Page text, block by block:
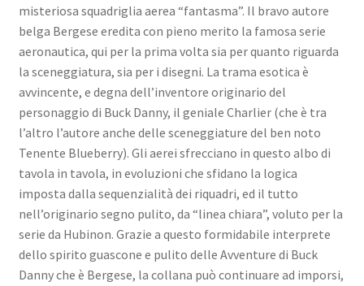
misteriosa squadriglia aerea “fantasma”. Il bravo autore
belga Bergese eredita con pieno merito la famosa serie
aeronautica, qui per la prima volta sia per quanto riguarda
la sceneggiatura, sia per i disegni. La trama esotica è
avvincente, e degna dell’inventore originario del
personaggio di Buck Danny, il geniale Charlier (che è tra
l’altro l’autore anche delle sceneggiature del ben noto
Tenente Blueberry). Gli aerei sfrecciano in questo albo di
tavola in tavola, in evoluzioni che sfidano la logica
imposta dalla sequenzialità dei riquadri, ed il tutto
nell’originario segno pulito, da “linea chiara”, voluto per la
serie da Hubinon. Grazie a questo formidabile interprete
dello spirito guascone e pulito delle Avventure di Buck
Danny che è Bergese, la collana può continuare ad imporsi,